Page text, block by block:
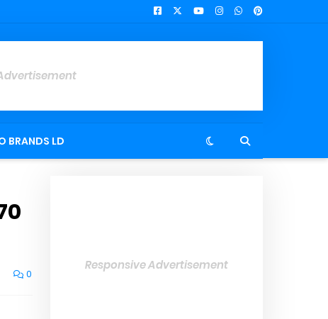
BRANDS LD
0
Responsive Advertisement